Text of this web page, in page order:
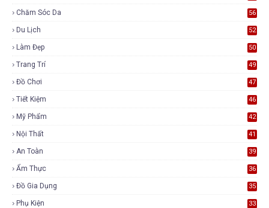
Chăm Sóc Da 56
Du Lịch 52
Làm Đẹp 50
Trang Trí 49
Đồ Chơi 47
Tiết Kiệm 46
Mỹ Phẩm 42
Nội Thất 41
An Toàn 39
Ẩm Thực 36
Đồ Gia Dụng 35
Phụ Kiện 33